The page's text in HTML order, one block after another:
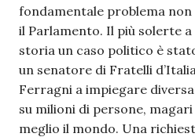
fondamentale problema
il Parlamento. Il più solerte
storia un caso politico è
un senatore di Fratelli
Ferragni a impiegare
su milioni di persone,
meglio il mondo. Una